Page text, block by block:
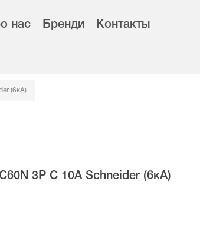
нас Бренди Контакты
(6кА)
3Р C 10А Schneider (6кА)